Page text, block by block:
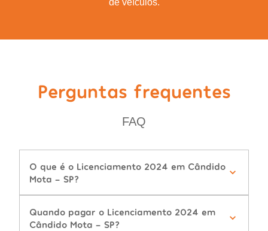
de veículos.
Perguntas frequentes
FAQ
O que é o Licenciamento 2024 em Cândido
Mota - SP?
Quando pagar o Licenciamento 2024 em
Cândido Mota - SP?